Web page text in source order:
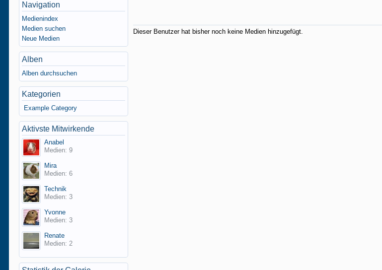
Dieser Benutzer hat bisher noch keine Medien hinzugefügt.
Navigation
Medienindex
Medien suchen
Neue Medien
Alben
Alben durchsuchen
Kategorien
Example Category
Aktivste Mitwirkende
Anabel
Medien: 9
Mira
Medien: 6
Technik
Medien: 3
Yvonne
Medien: 3
Renate
Medien: 2